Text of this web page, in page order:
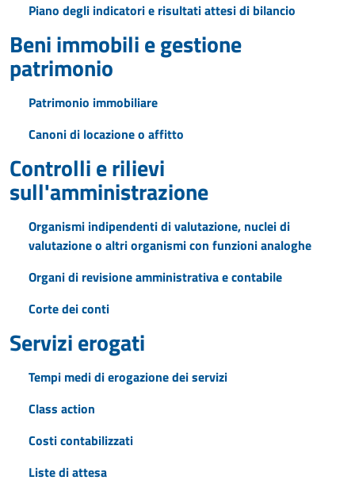
Piano degli indicatori e risultati attesi di bilancio
Beni immobili e gestione
patrimonio
Patrimonio immobiliare
Canoni di locazione o affitto
Controlli e rilievi
sull'amministrazione
Organismi indipendenti di valutazione, nuclei di
valutazione o altri organismi con funzioni analoghe
Organi di revisione amministrativa e contabile
Corte dei conti
Servizi erogati
Tempi medi di erogazione dei servizi
Class action
Costi contabilizzati
Liste di attesa